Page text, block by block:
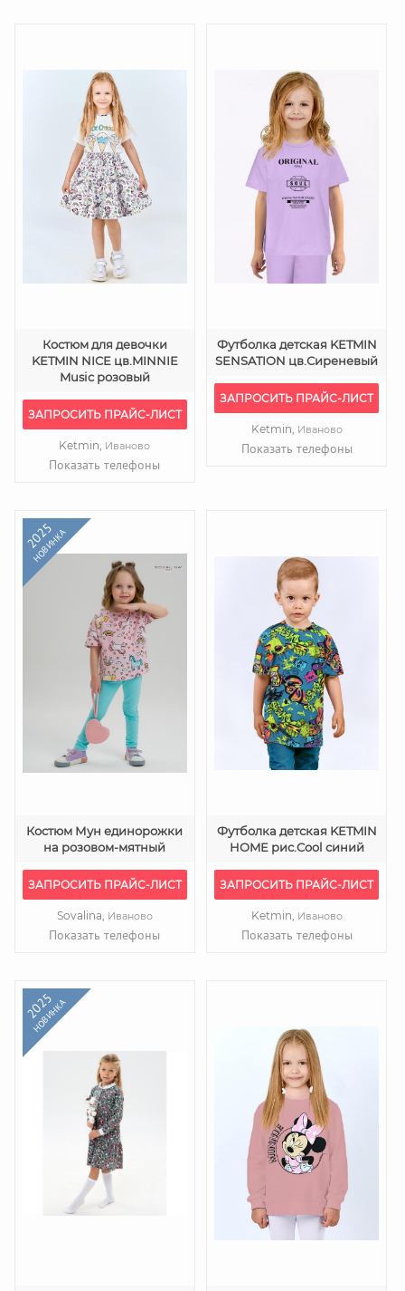
Костюм для девочки
KETMIN NICE цв.MINNIE
Music розовый
ЗАПРОСИТЬ ПРАЙС-ЛИСТ
Ketmin, Иваново
Показать телефоны
Футболка детская KETMIN
SENSATION цв.Сиреневый
ЗАПРОСИТЬ ПРАЙС-ЛИСТ
Ketmin, Иваново
Показать телефоны
2025
НОВИНКА
Костюм Мун единорожки
на розовом-мятный
ЗАПРОСИТЬ ПРАЙС-ЛИСТ
Sovalina, Иваново
Показать телефоны
Футболка детская KETMIN
HOME рис.Cool синий
ЗАПРОСИТЬ ПРАЙС-ЛИСТ
Ketmin, Иваново
Показать телефоны
2025
НОВИНКА